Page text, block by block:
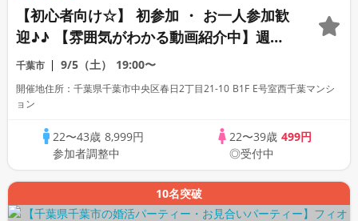
【初心者向け☆】 初参加 ・ お一人参加歓
迎♪♪ 【雰囲気がわかる動画紹介中】週末
プレミアム街コン
千葉市 9/5（土） 19:00〜
開催地住所：千葉県千葉市中央区春日2丁目21-10 B1F E号室西千葉マンシ
ョン
22〜43歳 8,999円
参加者調整中
22〜39歳 499円
◎受付中
10名突破